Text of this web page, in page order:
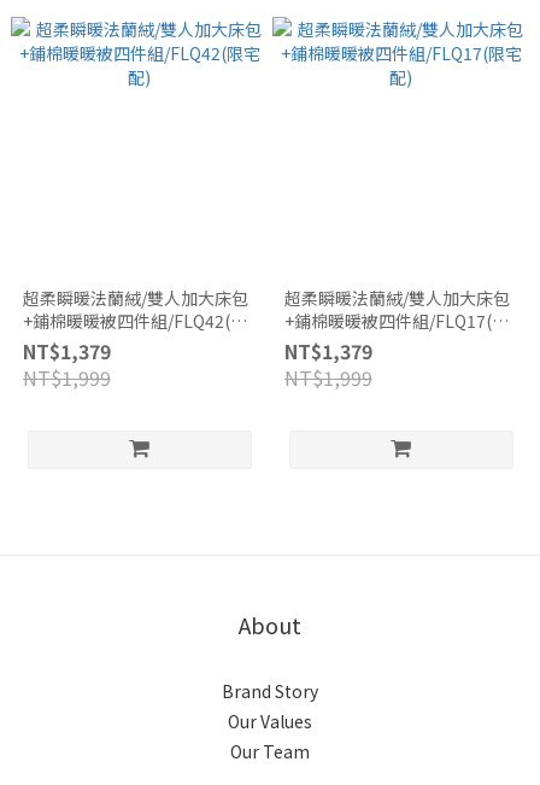
超柔瞬暖法蘭絨/雙人加大床包
+鋪棉暖暖被四件組/FLQ42(限
宅配)
NT$1,379
NT$1,999
超柔瞬暖法蘭絨/雙人加大床包
+鋪棉暖暖被四件組/FLQ17(限
宅配)
NT$1,379
NT$1,999
About
Brand Story
Our Values
Our Team